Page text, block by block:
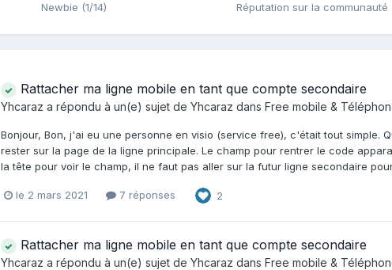
Newbie (1/14) Réputation sur la communauté
Rattacher ma ligne mobile en tant que compte secondaire
Yhcaraz a répondu à un(e) sujet de Yhcaraz dans Free mobile &
Bonjour, Bon, j'ai eu une personne en visio (service free), c'était tout simple.
rester sur la page de la ligne principale. Le champ pour rentrer le code
la tête pour voir le champ, il ne faut pas aller sur la futur ligne secondaire
le 2 mars 2021 7 réponses 2
Rattacher ma ligne mobile en tant que compte secondaire
Yhcaraz a répondu à un(e) sujet de Yhcaraz dans Free mobile &